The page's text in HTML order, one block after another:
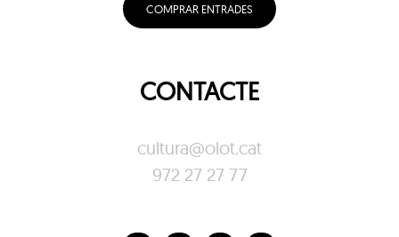
COMPRAR ENTRADES
CONTACTE
cultura@olot.cat
972 27 27 77